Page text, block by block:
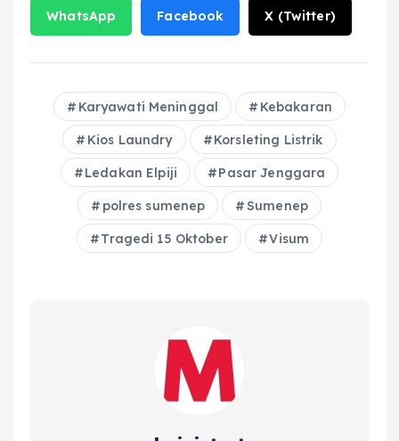
WhatsApp Facebook X (Twitter)
Karyawati Meninggal Kebakaran
Kios Laundry Korsleting Listrik
Ledakan Elpiji Pasar Jenggara
polres sumenep Sumenep
Tragedi 15 Oktober Visum